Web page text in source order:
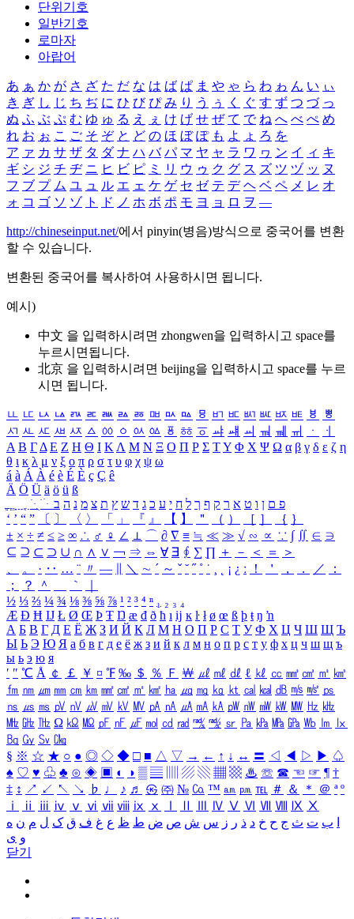
단위기호
일반기호
로마자
아랍어
あ ぁ か が さ ざ た だ な は ば ぱ ま や ゃ ら わ ゎ ん い ぃ
き ぎ し じ ち ぢ に ひ び ぴ み り う ぅ く ぐ す ず つ づ っ
ぬ ふ ぶ ぷ む ゆ ゅ る え ぇ け げ せ ぜ て で ね へ べ ぺ め
れ お ぉ こ ご そ ぞ と ど の ほ ぼ ぽ も よ ょ ろ を
ア ァ カ サ ザ タ ダ ナ ハ バ パ マ ヤ ャ ラ ワ ヮ ン イ ィ キ
ギ シ ジ チ ヂ ニ ヒ ビ ピ ミ リ ウ ゥ ク グ ス ズ ツ ヅ ッ ヌ
フ ブ プ ム ユ ュ ル エ ェ ケ ゲ セ ゼ テ デ ヘ ベ ペ メ レ オ
ォ コ ゴ ソ ゾ ト ド ノ ホ ボ ポ モ ヨ ョ ロ ヲ ―
http://chineseinput.net/에서 pinyin(병음)방식으로 중국어를 변환
할 수 있습니다.
변환된 중국어를 복사하여 사용하시면 됩니다.
예시)
中文 을 입력하시려면 zhongwen을 입력하시고 space를
누르시면됩니다.
北京 을 입력하시려면 beijing을 입력하시고 space를 누르
시면 됩니다.
ㅥ ㅦ ㅧ ㅨ ㅩ ㅪ ㅫ ㅬ ㅭ ㅮ ㅯ ㅰ ㅱ ㅲ ㅳ ㅴ ㅵ ㅶ ㅷ ㅸ
ㅹ
ㅺ ㅻ ㅼ ㅽ ㅾ ㅿ ㆀ ㆁ ㆂ ㆃ ㆄ ㆅ ㆆ ㆇ ㆈ ㆉ ㆊ ㆋ ㆌ ㆍ
ㆎ
Α Β ΓΔ Ε Ζ Η Θ Ι ΚΛ Μ Ν Ξ Ο Π Ρ Σ ΤΥ Φ Χ Ψ Ω α β γ δ ε ζ η
θ ι κ λ μ ν ξ ο π ρ σ τ υ φ χ ψ ω
á à Á À é è É È ç Ç ê
Ä Ö Ü ä ö ü ß
ִֶֹ ֻּ ׁׂ פ ם ן ו ט א ר ק ף ך ל ח י ע כ ג ד ש ץ ת צ מ נ ה ב
‘ ’ “ ” 〔 〕 〈 〉 「 」 『 』 【 】 ＂ （ ） ［ ］ ｛ ｝
± × ÷ ≠ ≤ ≥ ∞ ∴ ♂ ♀ ∠ ⊥ ⌒ ∂ ∇ ≡ ≒ ≪ ≫ √ ∽ ∝ ∵ ∫ ∬ ∈ ∋
⊆ ⊇ ⊂ ⊃ ∪ ∩ ∧ ∨ ￢ ⇒ ⇔ ∀ ∃ ∮ ∑ ∏ ＋ － ＜ ＝
＞
、
。 · ‥ … ¨ 〃 ― ＼ ∼ ´ ～ ˇ ˘ ˝ ˚ ˙ ¸ ¡ ¿ ː ！ ＇ ， ． ／
：
；
？ ＾ ｀
½ ⅓ ⅔ ¼ ¾ ⅛ ⅜ ⅝ ⅞ ¹ ² ³ ⁴ ⁿ ₁ ₂ ₃ ₄
Æ Ð Ħ Ĳ Ł Ø Œ Þ Ŧ Ŋ æ đ ð ħ ı ĳ ĸ ŀ ł ø œ ß þ ŧ ŋ ŉ
А Б В Г Д Е Ё Ж З И Й К Л М Н О П Р С Т У Ф Х Ц Ч Ш Щ Ъ
Ы Ь Э Ю Я а б в г д е ё ж з и й к л м н о п р с т у ф х ц ч ш щ ъ
ы ь э ю я
′ ″ ℃ Å ￠ ￡ ￥ ¤ ℉ ‰ ＄ ％ Ｆ ￦ ㎕ ㎖ ㎗ ℓ ㎘ ㏄ ㎣ ㎤ ㎥ ㎦
㎙ ㎚ ㎛ ㎜ ㎝ ㎞ ㎟ ㎠ ㎡ ㎢ ㏊ ㎍ ㎎ ㎏ ㏏ ㎈ ㎉ ㏈ ㎧ ㎨ ㎰
㎱ ㎲ ㎳ ㎴ ㎵ ㎶ ㎷ ㎸ ㎹ ㎀ ㎁ ㎂ ㎃ ㎄ ㎺ ㎻ ㎽ ㎾ ㎿ ㎐ ㎑
㎒ ㎓ ㎔ Ω ㏀ ㏁ ㎊ ㎋ ㎌ ㏖ ㏅ ㎭ ㎮ ㎯ ㏛ ㎩ ㎪ ㎫ ㎬ ㏝ ㏐
㏓
㏃ ㏉ ㏜ ㏆
§ ※ ☆ ★ ○ ● ◎ ◇ ◆ □ ■ △ ▽ → ← ↑ ↓ ↔ 〓 ◁ ◀ ▷ ▶ ♤
♠ ♡ ♥ ♧ ♣ ⊙ ◈ ▣ ◐ ◑ ▒ ▤ ▨ ▧ ▦ ▩ ♨ ☏ ☎ ☜ ☞ ¶ †
‡ ↕ ↗ ↙ ↖ ↘ ♭ ♩ ♪ ♬ ㉿ ㈜ № ㏇ ™ ㏂ ㏘ ℡ ＃ ＆ ＊ ＠ ª º
ⅰ
ⅱ ⅲ ⅳ ⅴ ⅵ ⅶ ⅷ ⅸ ⅹ Ⅳ Ⅴ Ⅵ Ⅶ Ⅷ Ⅸ Ⅹ
ب ت ث ج ح خ د ذ ر ز س ش ص ض ط ظ ع غ ف ق ک ل م ن ه
و ی
닫기